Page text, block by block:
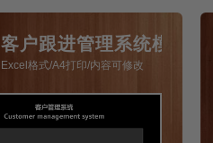
客户跟进管理系统模板
Excel格式/A4打印/内容可修改